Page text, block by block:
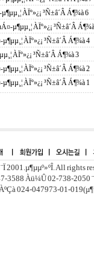
ÀÏº»¿¡ ³Ñ±â´Â Á¶¾à 6
ÀÏº»¿¡ ³Ñ±â´Â
ÀÏº»¿¡ ³Ñ±â´Â Á¶¾à 4
ÀÏº»¿¡ ³Ñ±â´Â Á¶¾à 3
ÀÏº»¿¡ ³Ñ±â´Â Á¶¾à 2
ÀÏº»¿¡ ³Ñ±â´Â Á¶¾à 1
2001.µ¶µµº»ºÎ. All rights
3588 Àü¼Û 02-738-2050
024-047973-01-